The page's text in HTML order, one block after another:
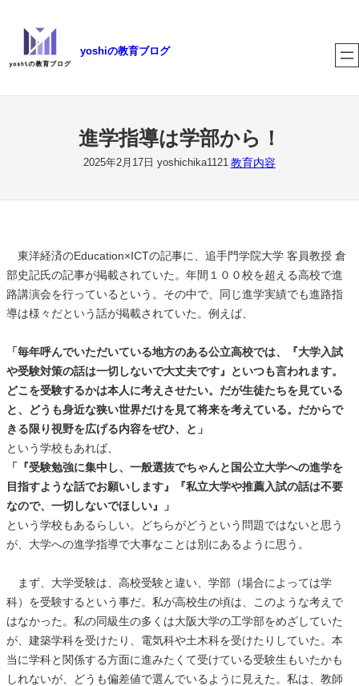
yoshiの教育ブログ
進学指導は学部から！
2025年2月17日 yoshichika1121 教育内容
東洋経済のEducation×ICTの記事に、追手門学院大学 客員教授 倉
部史記氏の記事が掲載されていた。年間１００校を超える高校で進
路講演会を行っているという。その中で、同じ進学実績でも進路指
導は様々だという話が掲載されていた。例えば、
「毎年呼んでいただいている地方のある公立高校では、『大学入試
や受験対策の話は一切しないで大丈夫です』といつも言われます。
どこを受験するかは本人に考えさせたい。だが生徒たちを見ている
と、どうも身近な狭い世界だけを見て将来を考えている。だからで
きる限り視野を広げる内容をぜひ、と」
という学校もあれば、
「『受験勉強に集中し、一般選抜でちゃんと国公立大学への進学を
目指すような話でお願いします』『私立大学や推薦入試の話は不要
なので、一切しないでほしい』」
という学校もあるらしい。どちらがどうという問題ではないと思う
が、大学への進学指導で大事なことは別にあるように思う。
まず、大学受験は、高校受験と違い、学部（場合によっては学
科）を受験するという事だ。私が高校生の頃は、このような考えで
はなかった。私の同級生の多くは大阪大学の工学部をめざしていた
が、建築学科を受けたり、電気科や土木科を受けたりしていた。本
当に学科と関係する方面に進みたくて受けている受験生もいたかも
しれないが、どうも偏差値で選んでいるように見えた。私は、教師